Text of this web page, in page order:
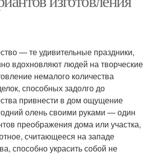
— те удивительные праздники,
вдохновляют людей на творческие
немалого количества
способных задолго до
привнести в дом ощущение
олень своими руками — один
преображения дома или участка,
считающееся на западе
способно украсить собой не